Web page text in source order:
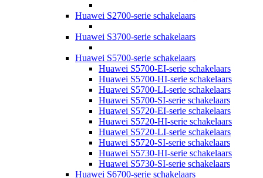
Huawei S2700-serie schakelaars
Huawei S3700-serie schakelaars
Huawei S5700-serie schakelaars
Huawei S5700-EI-serie schakelaars
Huawei S5700-HI-serie schakelaars
Huawei S5700-LI-serie schakelaars
Huawei S5700-SI-serie schakelaars
Huawei S5720-EI-serie schakelaars
Huawei S5720-HI-serie schakelaars
Huawei S5720-LI-serie schakelaars
Huawei S5720-SI-serie schakelaars
Huawei S5730-HI-serie schakelaars
Huawei S5730-SI-serie schakelaars
Huawei S6700-serie schakelaars